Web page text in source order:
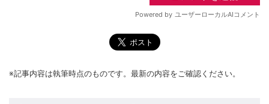
※記事内容は執筆時点のものです。最新の内容をご確認ください。